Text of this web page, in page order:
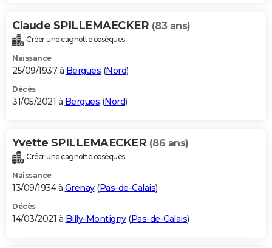
Claude SPILLEMAECKER (83 ans)
Créer une cagnotte obsèques
Naissance
25/09/1937 à Bergues (Nord)
Décès
31/05/2021 à Bergues (Nord)
Yvette SPILLEMAECKER (86 ans)
Créer une cagnotte obsèques
Naissance
13/09/1934 à Grenay(Pas-de-Calais)
Décès
14/03/2021 à Billy-Montigny(Pas-de-Calais)